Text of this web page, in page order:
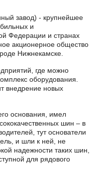
завод) - крупнейшее
и
Федерации и странах
акционерное общество
Нижнекамске.
где можно
оборудования.
внедрение новых
основания, имел
шин – в
тут основатели
и шли к ней, не
надежности таких шин,
для рядового